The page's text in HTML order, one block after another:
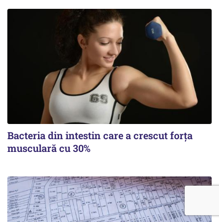
Bacteria din intestin care a crescut forța
musculară cu 30%